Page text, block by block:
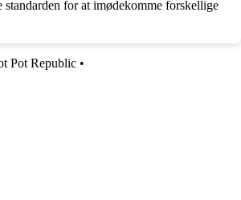
for at imødekomme forskellige
Pot Republic •